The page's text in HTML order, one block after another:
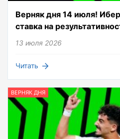
Верняк дня 14 июля!
ставка на
13 июля 2026
Читать
ВЕРНЯК ДНЯ